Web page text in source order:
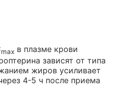
max в плазме крови
зависят от типа
жиров усиливает
4-5 ч после приема